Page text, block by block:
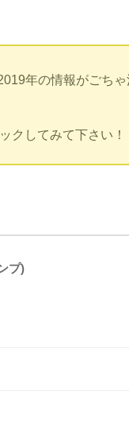
年の情報がごち
クしてみて下さい！
プ)